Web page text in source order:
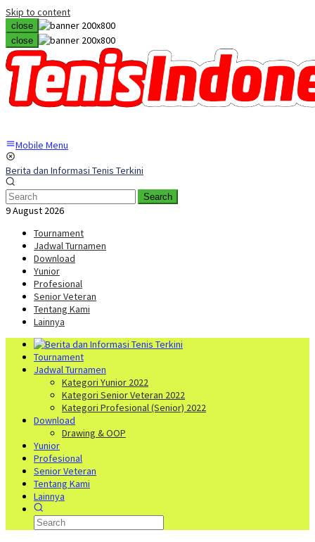
Skip to content
close
close
Mobile Menu
Berita dan Informasi Tenis Terkini
Search
9 August 2026
Tournament
Jadwal Turnamen
Download
Yunior
Profesional
Senior Veteran
Tentang Kami
Lainnya
Tournament
Jadwal Turnamen
Kategori Yunior 2022
Kategori Senior Veteran 2022
Kategori Profesional (Senior) 2022
Download
Drawing & OOP
Yunior
Profesional
Senior Veteran
Tentang Kami
Lainnya